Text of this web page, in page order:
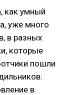
как умный
уже много
в разных
которые
пошли
в